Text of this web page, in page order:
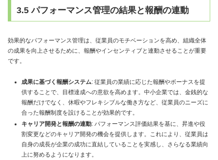
3.5 パフォーマンス管理の結果と報酬の連動
効果的なパフォーマンス管理は、従業員のモチベーションを高め、組織全体
の成果を向上させるために、報酬やインセンティブと連動させることが重要
です。
成果に基づく報酬システム: 従業員の業績に応じた報酬やボーナスを提
供することで、目標達成への意欲を高めます。中小企業では、金銭的な
報酬だけでなく、休暇やフレキシブルな働き方など、従業員のニーズに
合った報酬制度を設けることが効果的です。
キャリア開発と報酬の連動: パフォーマンス評価結果を基に、昇進や役
割変更などのキャリア開発の機会を提供します。これにより、従業員は
自身の成長が企業の成功に直結していることを実感し、さらなる業績向
上に努めるようになります。